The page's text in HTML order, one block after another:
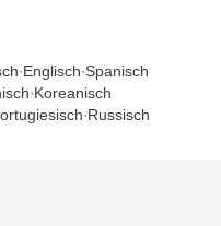
Englisch Spanisch
Koreanisch
Russisch